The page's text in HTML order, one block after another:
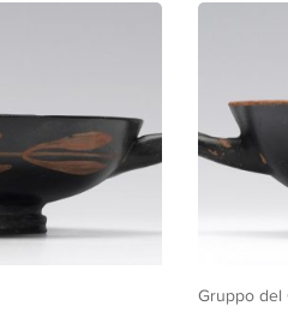
Gruppo del